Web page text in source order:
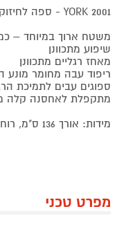
YORK 2001 - ספה לחיזוק ועיצוב שרירי הבטן
משטח ארוך במיוחד –
שיפוע מתכוונן
מאחז רגליים מתכוונן
ריפוד עבה מחומר מונע
ספוגים עבים לתמיכת
מתקפלת לאחסנה קלה
מידות: אורך 136 ס"מ, רוחב 36 ס"מ, גובה 53 ס"מ
מפרט טכני